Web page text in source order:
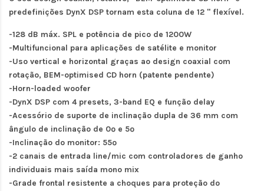
predefinições DynX DSP tornam esta coluna de 12 " flexível.
-128 dB máx. SPL e potência de pico de 1200W
-Multifuncional para aplicações de satélite e monitor
-Uso vertical e horizontal graças ao design coaxial com
rotação, BEM-optimised CD horn (patente pendente)
-Horn-loaded woofer
-DynX DSP com 4 presets, 3-band EQ e função delay
-Acessório de suporte de inclinação dupla de 36 mm com
ângulo de inclinação de 0º e 5º
-Inclinação do monitor: 55º
-2 canais de entrada line/mic com controladores de ganho
individuais mais saída mono mix
-Grade frontal resistente a choques para proteção do